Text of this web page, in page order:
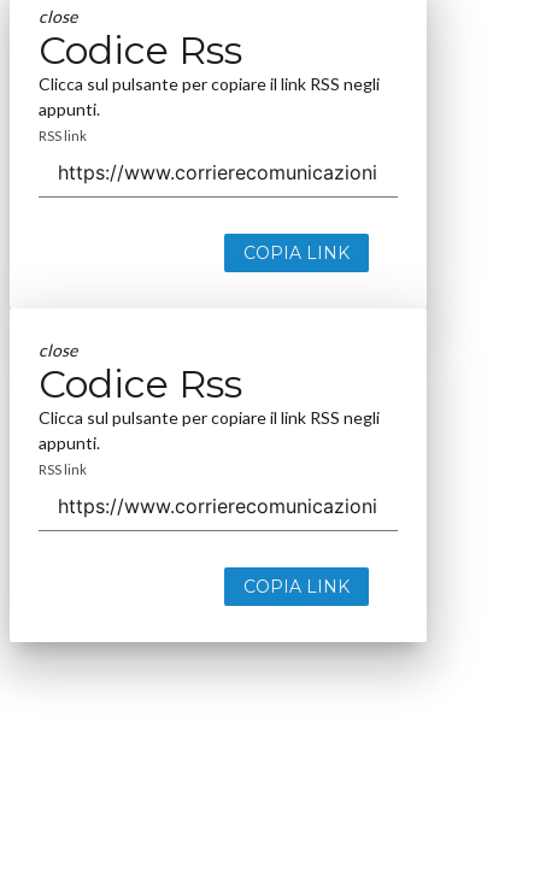
close
Codice Rss
Clicca sul pulsante per copiare il link RSS negli
appunti.
RSS link
COPIA LINK
close
Codice Rss
Clicca sul pulsante per copiare il link RSS negli
appunti.
RSS link
COPIA LINK